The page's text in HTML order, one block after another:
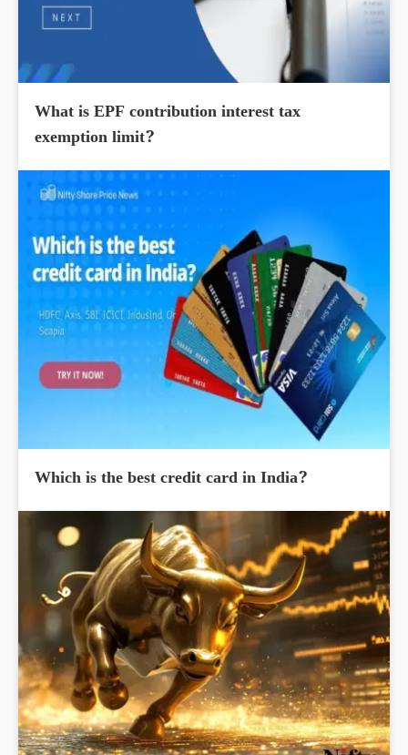
What is EPF contribution interest tax
exemption limit?
Which is the best credit card in India?